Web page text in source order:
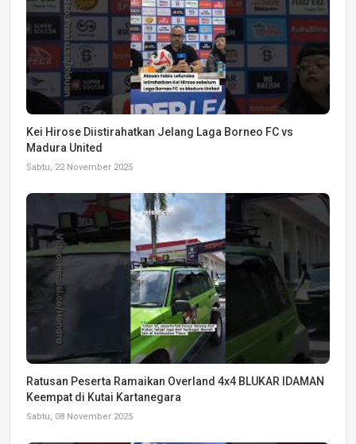
Kei Hirose Diistirahatkan Jelang Laga Borneo FC vs
Madura United
Sabtu, 22 November 2025
Ratusan Peserta Ramaikan Overland 4x4 BLUKAR IDAMAN
Keempat di Kutai Kartanegara
Sabtu, 08 November 2025